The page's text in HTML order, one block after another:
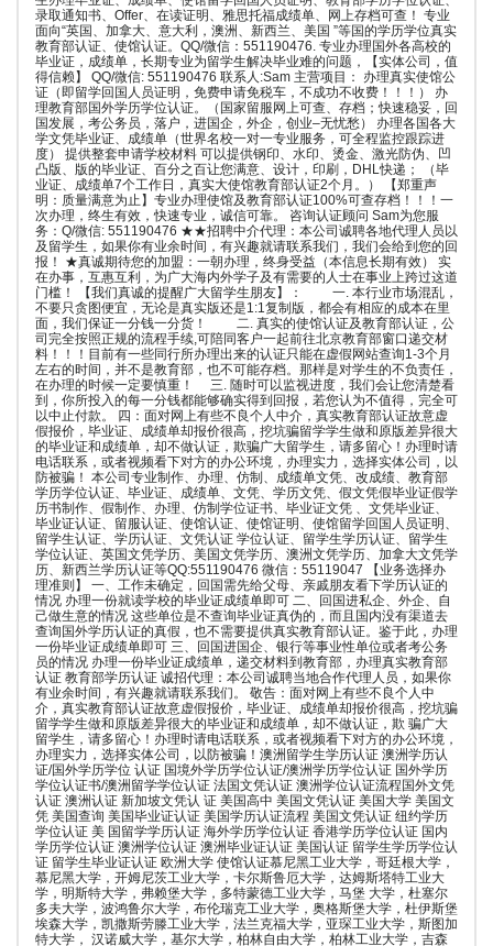
录取通知书、Offer、在读证明、雅思托福成绩单、网上存档可查！ 专业
面向“英国、加拿大、意大利，澳洲、新西兰、美国 ”等国的学历学位真实
教育部认证、使馆认证。QQ/微信：551190476. 专业办理国外各高校的
毕业证，成绩单，长期专业为留学生解决毕业难的问题，【实体公司，值
得信赖】 QQ/微信: 551190476 联系人:Sam 主营项目： 办理真实使馆公
证（即留学回国人员证明，免费申请免税车，不成功不收费！！！） 办
理教育部国外学历学位认证。（国家留服网上可查、存档；快速稳妥，回
国发展，考公务员，落户，进国企，外企，创业–无忧愁） 办理各国各大
学文凭毕业证、成绩单（世界名校一对一专业服务，可全程监控跟踪进
度） 提供整套申请学校材料 可以提供钢印、水印、烫金、激光防伪、凹
凸版、版的毕业证、百分之百让您满意、设计，印刷，DHL快递； （毕
业证、成绩单7个工作日，真实大使馆教育部认证2个月。） 【郑重声
明：质量满意为止】专业办理使馆及教育部认证100%可查存档！！！一
次办理，终生有效，快速专业，诚信可靠。 咨询认证顾问 Sam为您服
务：Q/微信: 551190476 ★★招聘中介代理：本公司诚聘各地代理人员以
及留学生，如果你有业余时间，有兴趣就请联系我们，我们会给到您的回
报！ ★真诚期待您的加盟：一朝办理，终身受益（本信息长期有效） 实
在办事，互惠互利，为广大海内外学子及有需要的人士在事业上跨过这道
门槛！ 【我们真诚的提醒广大留学生朋友】： 一. 本行业市场混乱，
不要只贪图便宜，无论是真实版还是1:1复制版，都会有相应的成本在里
面，我们保证一分钱一分货！ 二. 真实的使馆认证及教育部认证，公
司完全按照正规的流程手续,可陪同客户一起前往北京教育部窗口递交材
料！！！目前有一些同行所办理出来的认证只能在虚假网站查询1-3个月
左右的时间，并不是教育部，也不可能存档。那样是对学生的不负责任，
在办理的时候一定要慎重！ 三. 随时可以监视进度，我们会让您清楚看
到，你所投入的每一分钱都能够确实得到回报，若您认为不值得，完全可
以中止付款。 四：面对网上有些不良个人中介，真实教育部认证故意虚
假报价，毕业证、成绩单却报价很高，挖坑骗留学学生做和原版差异很大
的毕业证和成绩单，却不做认证，欺骗广大留学生，请多留心！办理时请
电话联系，或者视频看下对方的办公环境，办理实力，选择实体公司，以
防被骗！ 本公司专业制作、办理、仿制、成绩单文凭、改成绩、教育部
学历学位认证、毕业证、成绩单、文凭、学历文凭、假文凭假毕业证假学
历书制作、假制作、办理、仿制学位证书、毕业证文凭 、文凭毕业证、
毕业证认证、留服认证、使馆认证、使馆证明、使馆留学回国人员证明、
留学生认证、学历认证、文凭认证 学位认证、留学生学历认证、留学生
学位认证、英国文凭学历、美国文凭学历、澳洲文凭学历、加拿大文凭学
历、新西兰学历认证等QQ:551190476 微信：55119047 【业务选择办
理准则】 一、工作未确定，回国需先给父母、亲戚朋友看下学历认证的
情况 办理一份就读学校的毕业证成绩单即可 二、回国进私企、外企、自
己做生意的情况 这些单位是不查询毕业证真伪的，而且国内没有渠道去
查询国外学历认证的真假，也不需要提供真实教育部认证。鉴于此，办理
一份毕业证成绩单即可 三、回国进国企、银行等事业性单位或者考公务
员的情况 办理一份毕业证成绩单，递交材料到教育部，办理真实教育部
认证 教育部学历认证 诚招代理：本公司诚聘当地合作代理人员，如果你
有业余时间，有兴趣就请联系我们。 敬告：面对网上有些不良个人中
介，真实教育部认证故意虚假报价，毕业证、成绩单却报价很高，挖坑骗
留学学生做和原版差异很大的毕业证和成绩单，却不做认证，欺 骗广大
留学生，请多留心！办理时请电话联系，或者视频看下对方的办公环境，
办理实力，选择实体公司，以防被骗！澳洲留学生学历认证 澳洲学历认
证/国外学历学位 认证 国境外学历学位认证/澳洲学历学位认证 国外学历
学位认证书/澳洲留学学位认证 法国文凭认证 澳洲学位认证流程国外文凭
认证 澳洲认证 新加坡文凭认 证 美国高中 美国文凭认证 美国大学 美国文
凭 美国查询 美国毕业证认证 美国学历认证流程 美国文凭认证 纽约学历
学位认证 美 国留学学历认证 海外学历学位认证 香港学历学位认证 国内
学历学位认证 澳洲学位认证 澳洲毕业证认证 美国认证 留学生学历学位认
证 留学生毕业证认证 欧洲大学 使馆认证慕尼黑工业大学，哥廷根大学，
慕尼黑大学，开姆尼茨工业大学，卡尔斯鲁厄大学，达姆斯塔特工业大
学，明斯特大学，弗赖堡大学，多特蒙德工业大学，马堡 大学，杜塞尔
多夫大学，波鸿鲁尔大学，布伦瑞克工业大学，奥格斯堡大学，杜伊斯堡
埃森大学，凯撒斯劳滕工业大学，法兰克福大学，亚琛工业大学，斯图加
特大学， 汉诺威大学，基尔大学，柏林自由大学，柏林工业大学，吉森